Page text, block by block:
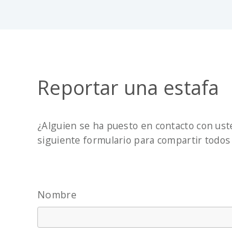
Reportar una estafa
¿Alguien se ha puesto en contacto con
siguiente formulario para compartir
Nombre